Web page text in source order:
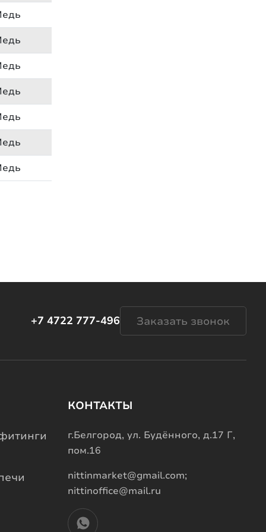
+7 4722 777-496 Заказать звонок
КОНТАКТЫ
г.Белгород, ул. Будённого, д.17 Г,
пом.16
nittinmarket@gmail.com;
nittinoffice@mail.ru